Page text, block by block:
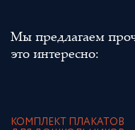
Мы предлагаем
это интересно:
КОМПЛЕКТ ПЛАКАТОВ